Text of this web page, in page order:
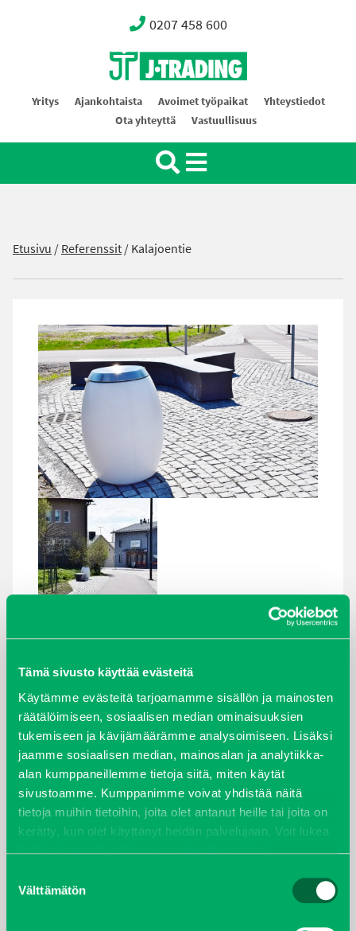
Tämä sivusto käyttää evästeitä
Käytämme evästeitä tarjoamamme sisällön ja mainosten
räätälöimiseen, sosiaalisen median ominaisuuksien
tukemiseen ja kävijämäärämme analysoimiseen. Lisäksi
jaamme sosiaalisen median, mainosalan ja analytiikka-
alan kumppaneillemme tietoja siitä, miten käytät
sivustoamme. Kumppanimme voivat yhdistää näitä
tietoja muihin tietoihin, joita olet antanut heille tai joita on
kerätty, kun olet käyttänyt heidän palvelujaan. Voit lukea
lisää evästeistä sekä muuttaa hyväksyntääsievästeet
valinta
Välttämätön
0207 458 600
Oy J-Trading Ab
Yritys Ajankohtaista Avoimet työpaikat
Yhteystiedot
Ota yhteyttä
Vastuullisuus
Etusivu /Referenssit/Kalajoentie
KALAJOENTIE